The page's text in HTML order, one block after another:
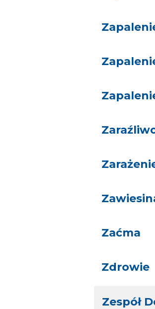
Zaćma
Zdrowie
Zespół